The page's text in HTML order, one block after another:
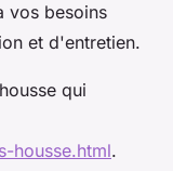
vos besoins
et d'entretien.
qui
housse.html.